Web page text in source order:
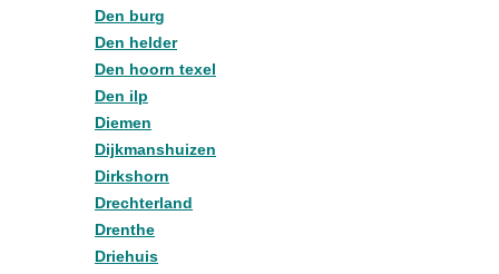
Den burg
Den helder
Den hoorn texel
Den ilp
Diemen
Dijkmanshuizen
Dirkshorn
Drechterland
Drenthe
Driehuis